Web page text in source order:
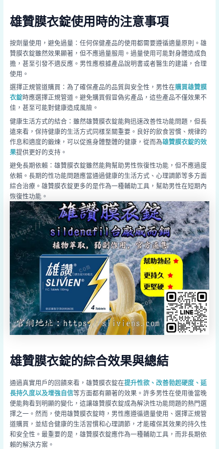
雄贊膜衣錠使用時的注意事項
按劑量使用，避免過量：任何保健產品的使用都需要遵循適量原則。雄
贊膜衣錠雖然效果顯著，但不應過量服用。過量使用可能對身體造成負
擔，甚至引發不適反應。男性應根據產品說明書或者醫生的建議，合理
使用。
選擇正規管道購買：為了確保產品的品質與安全性，男性在購買雄贊膜
衣錠時應選擇正規管道。避免購買假冒偽劣產品，這些產品不僅效果不
佳，甚至可能對健康造成風險。
健康生活方式的結合：雖然雄贊膜衣錠能夠迅速改善性功能問題，但長
遠來看，保持健康的生活方式同樣至關重要。良好的飲食習慣、規律的
作息和適度的鍛煉，可以促進身體整體的健康，從而為雄贊膜衣錠的效
果提供更好的支持。
避免長期依賴：雄贊膜衣錠雖然能夠幫助男性恢復性功能，但不應過度
依賴。長期的性功能問題應當通過健康的生活方式、心理調節等多方面
綜合治療。雄贊膜衣錠更多的是作為一種輔助工具，幫助男性在短期內
恢復性功能。
雄贊膜衣錠的綜合效果與總結
通過真實用戶的回饋來看，雄贊膜衣錠在提升性欲、改善勃起硬度、延
長持久度以及增強自信等方面都有顯著的效果。許多男性在使用後當晚
便能夠看到明顯的變化，這讓雄贊膜衣錠成為解決性功能問題的熱門選
擇之一。然而，使用雄贊膜衣錠時，男性應遵循適量使用、選擇正規管
道購買，並結合健康的生活習慣和心理調節，才能確保其效果的持久性
和安全性。最重要的是，雄贊膜衣錠應作為一種輔助工具，而非長期依
賴的解決方案。